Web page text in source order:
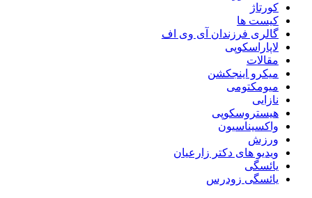
کورتاژ
کیست ها
گالری فرزندان آی وی اف
لاپاراسکوپی
مقالات
میکرو اینجکشن
میومکتومی
نازایی
هیستروسکوپی
واکسیناسیون
ورزش
ویدیو های دکتر زارعیان
یائسگی
یائسگی زودرس